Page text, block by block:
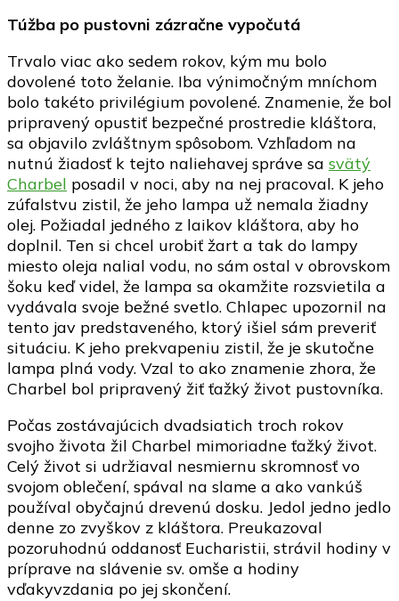
Túžba po pustovni zázračne vypočutá
Trvalo viac ako sedem rokov, kým mu bolo
dovolené toto želanie. Iba výnimočným mníchom
bolo takéto privilégium povolené. Znamenie, že bol
pripravený opustiť bezpečné prostredie kláštora,
sa objavilo zvláštnym spôsobom. Vzhľadom na
nutnú žiadosť k tejto naliehavej správe sa svätý
Charbel posadil v noci, aby na nej pracoval. K jeho
zúfalstvu zistil, že jeho lampa už nemala žiadny
olej. Požiadal jedného z laikov kláštora, aby ho
doplnil. Ten si chcel urobiť žart a tak do lampy
miesto oleja nalial vodu, no sám ostal v obrovskom
šoku keď videl, že lampa sa okamžite rozsvietila a
vydávala svoje bežné svetlo. Chlapec upozornil na
tento jav predstaveného, ktorý išiel sám preveriť
situáciu. K jeho prekvapeniu zistil, že je skutočne
lampa plná vody. Vzal to ako znamenie zhora, že
Charbel bol pripravený žiť ťažký život pustovníka.
Počas zostávajúcich dvadsiatich troch rokov
svojho života žil Charbel mimoriadne ťažký život.
Celý život si udržiaval nesmiernu skromnosť vo
svojom oblečení, spával na slame a ako vankúš
používal obyčajnú drevenú dosku. Jedol jedno jedlo
denne zo zvyškov z kláštora. Preukazoval
pozoruhodnú oddanosť Eucharistii, strávil hodiny v
príprave na slávenie sv. omše a hodiny
vďakyvzdania po jej skončení.